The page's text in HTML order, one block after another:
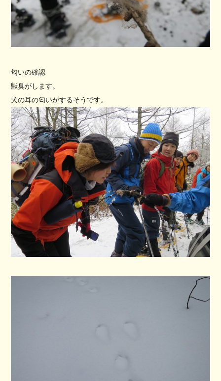
匂いの確認
獣臭がします。
犬の耳の匂いがするそうです。